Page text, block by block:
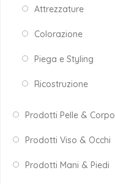
Attrezzature
Colorazione
Piega e Styling
Ricostruzione
Prodotti Pelle & Corpo
Prodotti Viso & Occhi
Prodotti Mani & Piedi